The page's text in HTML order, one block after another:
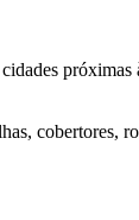
cobertores,